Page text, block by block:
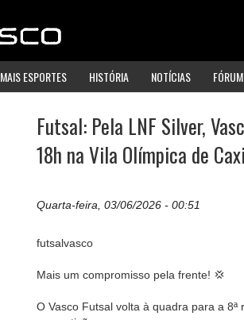
MAIS ESPORTES HISTÓRIA NOTÍCIAS FÓRUM
Futsal: Pela LNF Silver,
18h na Vila Olímpica de
Quarta-feira, 03/06/2026 - 00:51
futsalvasco
Mais um compromisso pela frente! 💢
O Vasco Futsal volta à quadra para a